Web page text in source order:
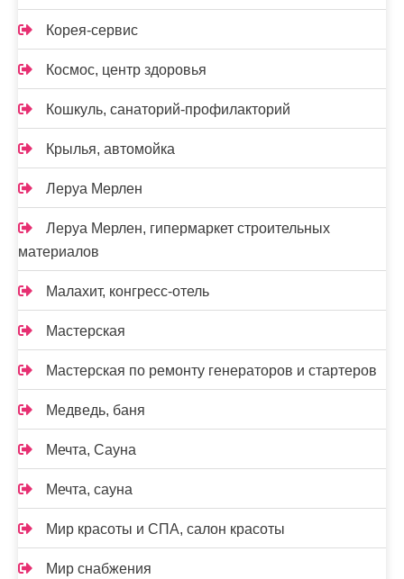
Корея-сервис
Космос, центр здоровья
Кошкуль, санаторий-профилакторий
Крылья, автомойка
Леруа Мерлен
Леруа Мерлен, гипермаркет строительных
материалов
Малахит, конгресс-отель
Мастерская
Мастерская по ремонту генераторов и стартеров
Медведь, баня
Мечта, Сауна
Мечта, сауна
Мир красоты и СПА, салон красоты
Мир снабжения